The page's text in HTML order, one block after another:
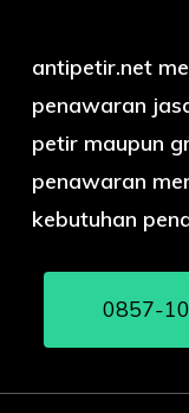
antipetir.net
penawaran
petir maupun
penawaran
kebutuhan
0857-